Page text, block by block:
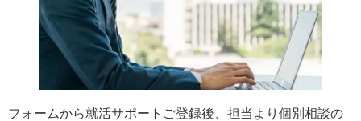
フォームから就活サポートご登録後、担当より個別相談の